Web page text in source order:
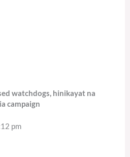
watchdogs, hinikayat na
campaign
pm